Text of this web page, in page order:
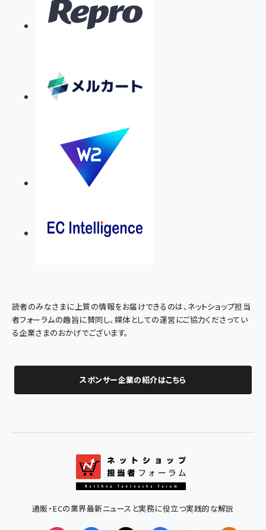
読者のみなさまに上質の情報をお届けできるのは、ネットショップ担当
者フォーラムの趣旨に賛同し、媒体としての運営にご協力くださってい
る企業さまのおかげでございます。
スポンサー企業の紹介はこちら
通販・ECの業界最新ニュースと実務に役立つ実践的な解説